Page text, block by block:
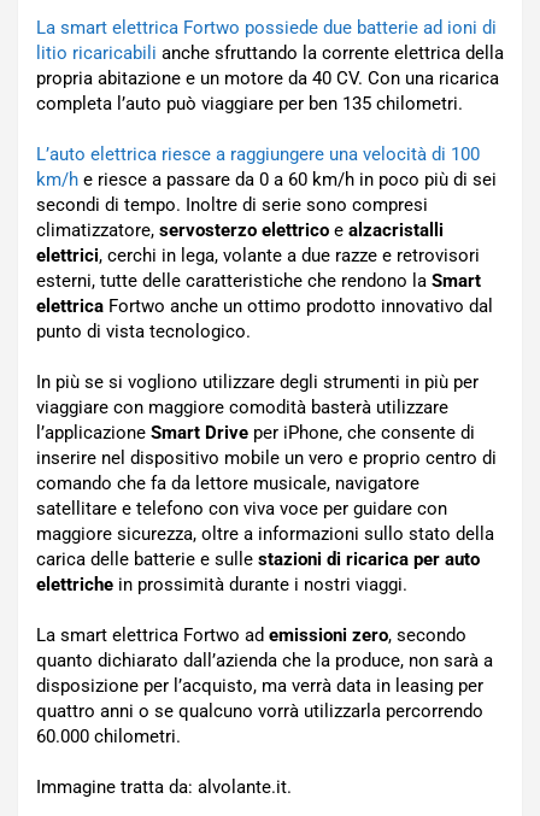
La smart elettrica Fortwo possiede due batterie ad ioni di
litio ricaricabili anche sfruttando la corrente elettrica della
propria abitazione e un motore da 40 CV. Con una ricarica
completa l’auto può viaggiare per ben 135 chilometri.
L’auto elettrica riesce a raggiungere una velocità di 100
km/h e riesce a passare da 0 a 60 km/h in poco più di sei
secondi di tempo. Inoltre di serie sono compresi
climatizzatore, servosterzo elettrico e alzacristalli
elettrici, cerchi in lega, volante a due razze e retrovisori
esterni, tutte delle caratteristiche che rendono la Smart
elettrica Fortwo anche un ottimo prodotto innovativo dal
punto di vista tecnologico.
In più se si vogliono utilizzare degli strumenti in più per
viaggiare con maggiore comodità basterà utilizzare
l’applicazione Smart Drive per iPhone, che consente di
inserire nel dispositivo mobile un vero e proprio centro di
comando che fa da lettore musicale, navigatore
satellitare e telefono con viva voce per guidare con
maggiore sicurezza, oltre a informazioni sullo stato della
carica delle batterie e sulle stazioni di ricarica per auto
elettriche in prossimità durante i nostri viaggi.
La smart elettrica Fortwo ad emissioni zero, secondo
quanto dichiarato dall’azienda che la produce, non sarà a
disposizione per l’acquisto, ma verrà data in leasing per
quattro anni o se qualcuno vorrà utilizzarla percorrendo
60.000 chilometri.
Immagine tratta da: alvolante.it.